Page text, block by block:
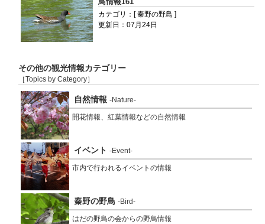
カテゴリ：[ 秦野の野鳥 ]
更新日：07月24日
その他の観光情報カテゴリー
［Topics by Category］
自然情報 -Nature-
開花情報、紅葉情報などの自然情報
イベント -Event-
市内で行われるイベントの情報
秦野の野鳥 -Bird-
はだの野鳥の会からの野鳥情報